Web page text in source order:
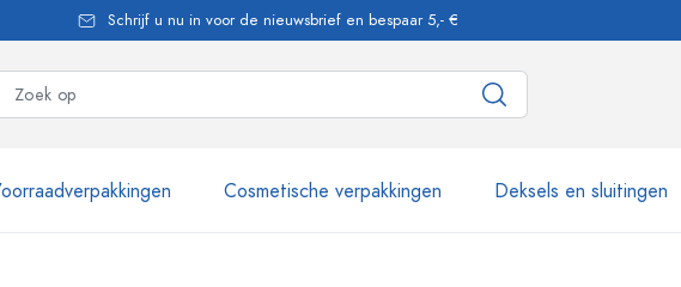
Schrijf u nu in voor de nieuwsbrief en bespaar 5,- €
Cosmetische verpakkingen Deksels en sluitingen